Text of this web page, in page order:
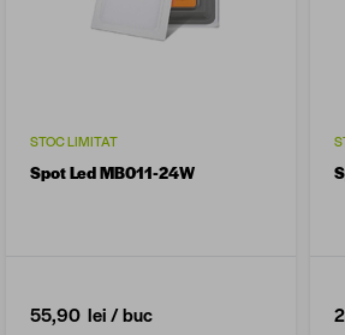
STOC LIMITAT
Spot Led MB011-24W
55,90 lei/ buc